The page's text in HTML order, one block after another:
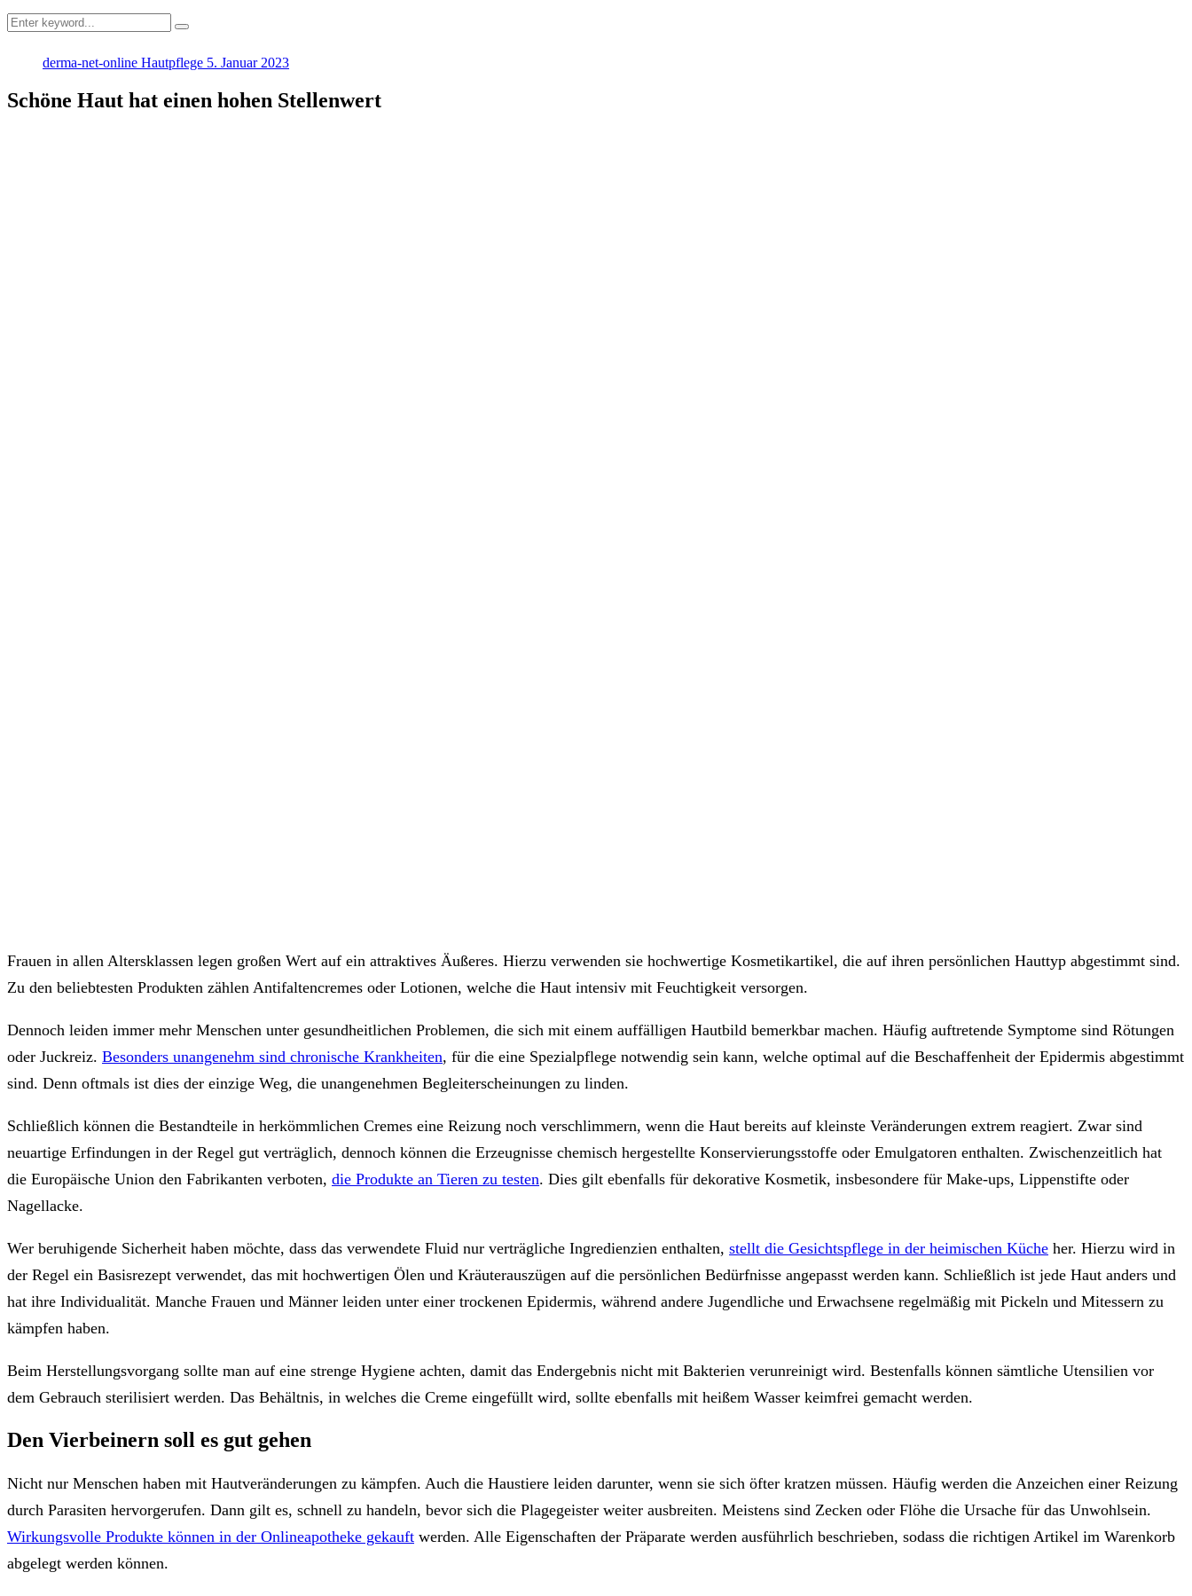
derma-net-online Hautpflege 5. Januar 2023
Schöne Haut hat einen hohen Stellenwert
Frauen in allen Altersklassen legen großen Wert auf ein attraktives Äußeres. Hierzu verwenden sie hochwertige Kosmetikartikel, die auf ihren persönlichen Hauttyp abgestimmt sind.
Zu den beliebtesten Produkten zählen Antifaltencremes oder Lotionen, welche die Haut intensiv mit Feuchtigkeit versorgen.
Dennoch leiden immer mehr Menschen unter gesundheitlichen Problemen, die sich mit einem auffälligen Hautbild bemerkbar machen. Häufig auftretende Symptome sind Rötungen
oder Juckreiz. Besonders unangenehm sind chronische Krankheiten, für die eine Spezialpflege notwendig sein kann, welche optimal auf die Beschaffenheit der Epidermis abgestimmt
sind. Denn oftmals ist dies der einzige Weg, die unangenehmen Begleiterscheinungen zu linden.
Schließlich können die Bestandteile in herkömmlichen Cremes eine Reizung noch verschlimmern, wenn die Haut bereits auf kleinste Veränderungen extrem reagiert. Zwar sind
neuartige Erfindungen in der Regel gut verträglich, dennoch können die Erzeugnisse chemisch hergestellte Konservierungsstoffe oder Emulgatoren enthalten. Zwischenzeitlich hat
die Europäische Union den Fabrikanten verboten, die Produkte an Tieren zu testen. Dies gilt ebenfalls für dekorative Kosmetik, insbesondere für Make-ups, Lippenstifte oder
Nagellacke.
Wer beruhigende Sicherheit haben möchte, dass das verwendete Fluid nur verträgliche Ingredienzien enthalten, stellt die Gesichtspflege in der heimischen Küche her. Hierzu wird in
der Regel ein Basisrezept verwendet, das mit hochwertigen Ölen und Kräuterauszügen auf die persönlichen Bedürfnisse angepasst werden kann. Schließlich ist jede Haut anders und
hat ihre Individualität. Manche Frauen und Männer leiden unter einer trockenen Epidermis, während andere Jugendliche und Erwachsene regelmäßig mit Pickeln und Mitessern zu
kämpfen haben.
Beim Herstellungsvorgang sollte man auf eine strenge Hygiene achten, damit das Endergebnis nicht mit Bakterien verunreinigt wird. Bestenfalls können sämtliche Utensilien vor
dem Gebrauch sterilisiert werden. Das Behältnis, in welches die Creme eingefüllt wird, sollte ebenfalls mit heißem Wasser keimfrei gemacht werden.
Den Vierbeinern soll es gut gehen
Nicht nur Menschen haben mit Hautveränderungen zu kämpfen. Auch die Haustiere leiden darunter, wenn sie sich öfter kratzen müssen. Häufig werden die Anzeichen einer Reizung
durch Parasiten hervorgerufen. Dann gilt es, schnell zu handeln, bevor sich die Plagegeister weiter ausbreiten. Meistens sind Zecken oder Flöhe die Ursache für das Unwohlsein.
Wirkungsvolle Produkte können in der Onlineapotheke gekauft werden. Alle Eigenschaften der Präparate werden ausführlich beschrieben, sodass die richtigen Artikel im Warenkorb
abgelegt werden können.